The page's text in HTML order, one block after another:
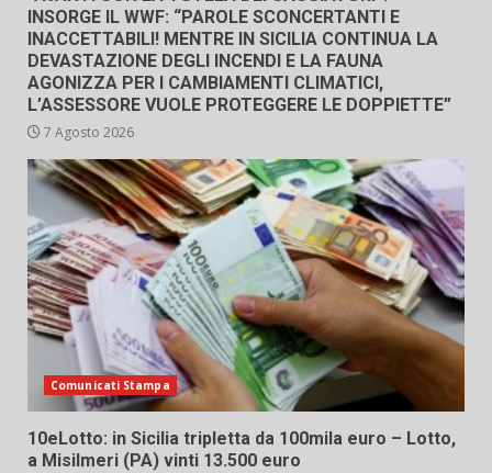
INSORGE IL WWF: “PAROLE SCONCERTANTI E
INACCETTABILI! MENTRE IN SICILIA CONTINUA LA
DEVASTAZIONE DEGLI INCENDI E LA FAUNA
AGONIZZA PER I CAMBIAMENTI CLIMATICI,
L’ASSESSORE VUOLE PROTEGGERE LE DOPPIETTE”
7 Agosto 2026
Comunicati Stampa
10eLotto: in Sicilia tripletta da 100mila euro – Lotto,
a Misilmeri (PA) vinti 13.500 euro